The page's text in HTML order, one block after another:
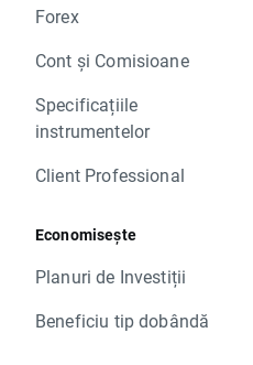
Forex
Cont și Comisioane
Specificațiile
instrumentelor
Client Professional
Economisește
Planuri de Investiții
Beneficiu tip dobândă